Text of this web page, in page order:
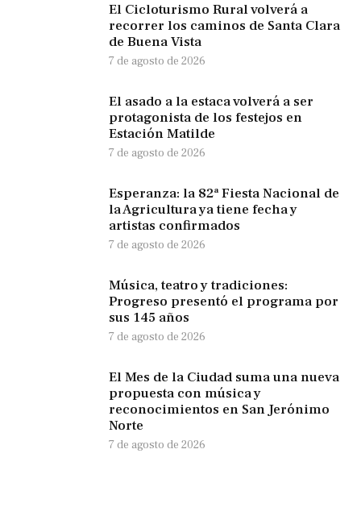
El Cicloturismo Rural volverá a
recorrer los caminos de Santa Clara
de Buena Vista
7 de agosto de 2026
El asado a la estaca volverá a ser
protagonista de los festejos en
Estación Matilde
7 de agosto de 2026
Esperanza: la 82ª Fiesta Nacional de
la Agricultura ya tiene fecha y
artistas confirmados
7 de agosto de 2026
Música, teatro y tradiciones:
Progreso presentó el programa por
sus 145 años
7 de agosto de 2026
El Mes de la Ciudad suma una nueva
propuesta con música y
reconocimientos en San Jerónimo
Norte
7 de agosto de 2026